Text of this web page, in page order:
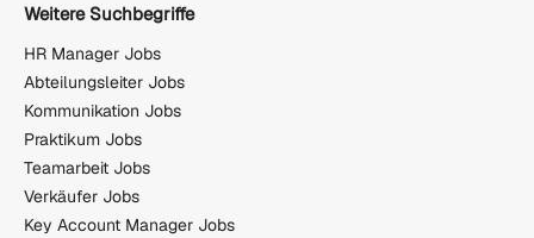
Weitere Suchbegriffe
HR Manager Jobs
Abteilungsleiter Jobs
Kommunikation Jobs
Praktikum Jobs
Teamarbeit Jobs
Verkäufer Jobs
Key Account Manager Jobs